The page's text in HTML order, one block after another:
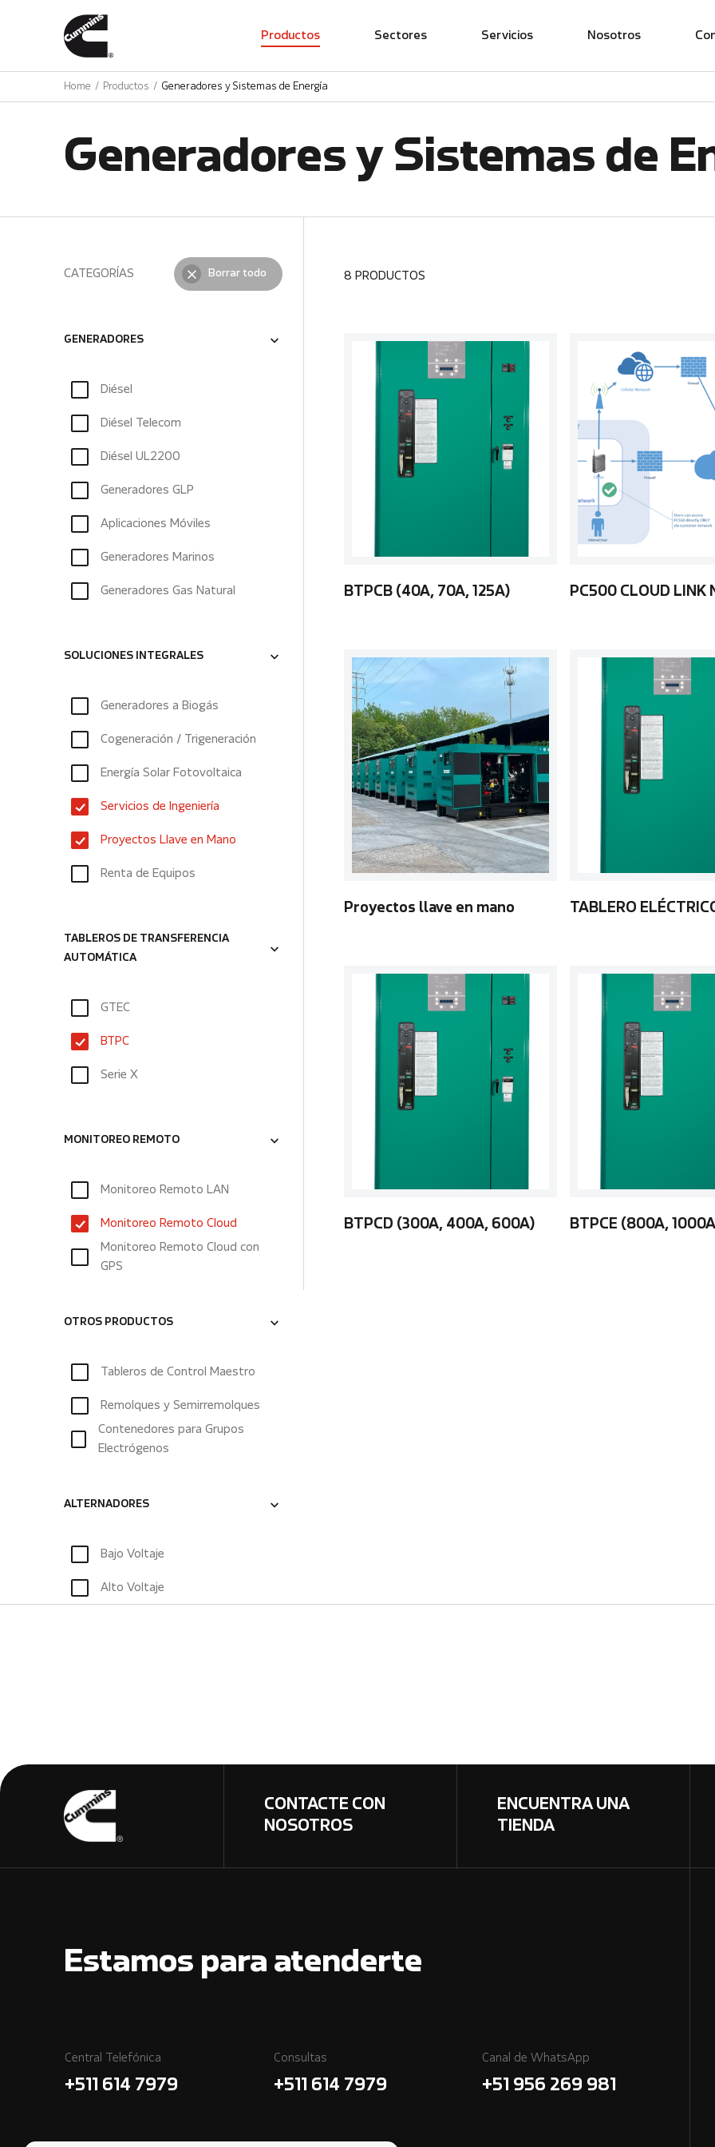
Productos Sectores Servicios Nosotros
Home Productos Generadores y Sistemas de Energía
Generadores y Sistemas de
CATEGORÍAS Borrar todo
GENERADORES
Diésel
Diésel Telecom
Diésel UL2200
Generadores GLP
Aplicaciones Móviles
Generadores Marinos
Generadores Gas Natural
SOLUCIONES INTEGRALES
Generadores a Biogás
Cogeneración / Trigeneración
Energía Solar Fotovoltaica
Servicios de Ingeniería
Proyectos Llave en Mano
Renta de Equipos
TABLEROS DE TRANSFERENCIA
AUTOMÁTICA
GTEC
BTPC
Serie X
MONITOREO REMOTO
Monitoreo Remoto LAN
Monitoreo Remoto Cloud
Monitoreo Remoto Cloud con
GPS
OTROS PRODUCTOS
Tableros de Control Maestro
Remolques y Semirremolques
Contenedores para Grupos
Electrógenos
ALTERNADORES
Bajo Voltaje
Alto Voltaje
8 PRODUCTOS
BTPCB (40A, 70A, 125A) PC500 CLOUD LINK
Proyectos llave en mano TABLERO
BTPCD (300A, 400A, 600A) BTPCE (800A,
CONTACTE CON
NOSOTROS
ENCUENTRA UNA
TIENDA
Estamos para atenderte
Central Telefónica
+511 614 7979
Consultas
+511 614 7979
Canal de WhatsApp
+51 956 269 981